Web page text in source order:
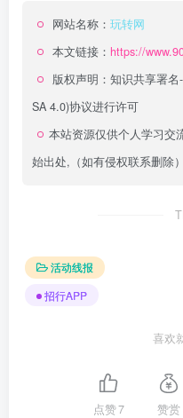
网站名称： 玩转网
本文链接： https://
版权声明： 知识共享署名
SA 4.0)协议进行许可
本站资源仅供个人学习交
始出处,（如有侵权联系删除）
活动线报
招行APP
喜欢
点赞7 赞赏